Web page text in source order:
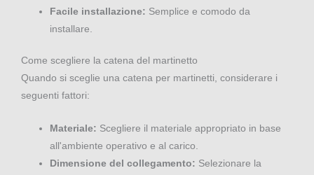
Facile installazione: Semplice e comodo da
installare.
Come scegliere la catena del martinetto
Quando si sceglie una catena per martinetti, considerare i
seguenti fattori:
Materiale: Scegliere il materiale appropriato in base
all'ambiente operativo e al carico.
Dimensione del collegamento: Selezionare la